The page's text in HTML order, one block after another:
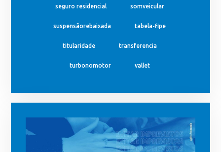
seguro residencial somveicular
suspensãorebaixada tabela-fipe
titularidade transferencia
turbonomotor vallet